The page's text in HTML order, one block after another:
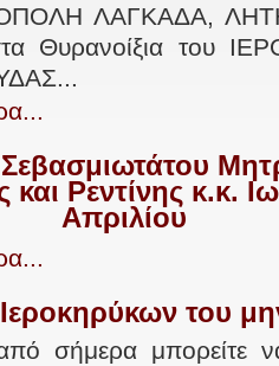
ΛΑΓΚΑΔΑ,
Θυρανοίξια του
Ρεντίνης κ.κ.
Απριλίου
του
σήμερα μπορείτε